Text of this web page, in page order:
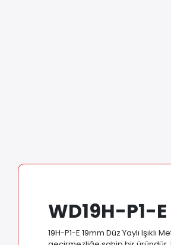
WD19H-P1-
19H-P1-E 19mm Düz Yaylı